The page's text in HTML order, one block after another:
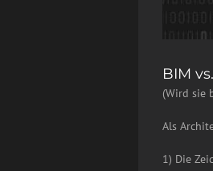
BIM
(Wird sie
Als
1) Die